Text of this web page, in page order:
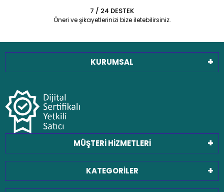
7 / 24 DESTEK
Öneri ve şikayetlerinizi bize iletebilirsiniz.
KURUMSAL
MÜŞTERİ HİZMETLERİ
KATEGORİLER